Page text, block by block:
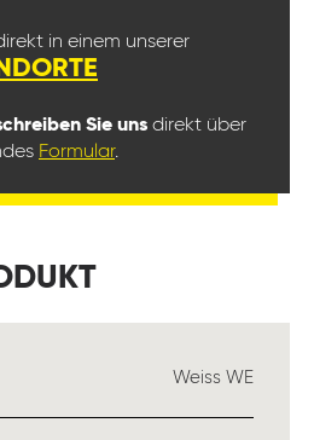
in einem unserer
Sie uns direkt über
Formular.
Weiss WE